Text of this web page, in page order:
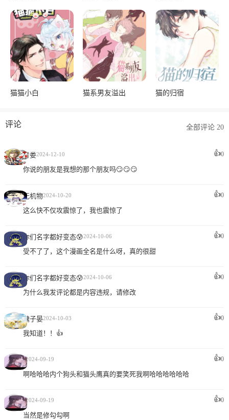
猫猫小白 猫系男友溢出 猫的归宿
评论 全部评论 20
青娄2024-12-10 👍0
你说的朋友是我想的那个朋友吗😏😏😏
无机物2024-10-20 👍0
这么快不仅攻震惊了，我也震惊了
你们名字都好变态😰2024-10-06 👍0
受不了了，这个漫画全名是什么呀，真的很甜
你们名字都好变态😰2024-10-06 👍0
为什么我发评论都是内容违规，请修改
魏子晏2024-10-03 👍0
我知道！！👍
s2024-09-19 👍0
啊哈哈哈内个狗头和猫头鹰真的要笑死我啊哈哈哈哈哈哈
s2024-09-19 👍0
当然是修勾勾啊